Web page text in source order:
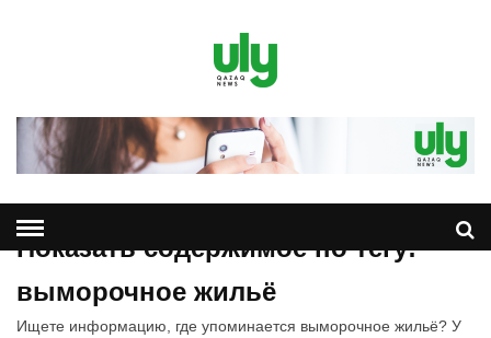
Показать содержимое по тегу:
выморочное жильё
Ищете информацию, где упоминается выморочное жильё? У